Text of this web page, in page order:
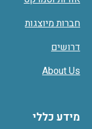
חברות מיוצגות
דרושים
About Us
מידע כללי